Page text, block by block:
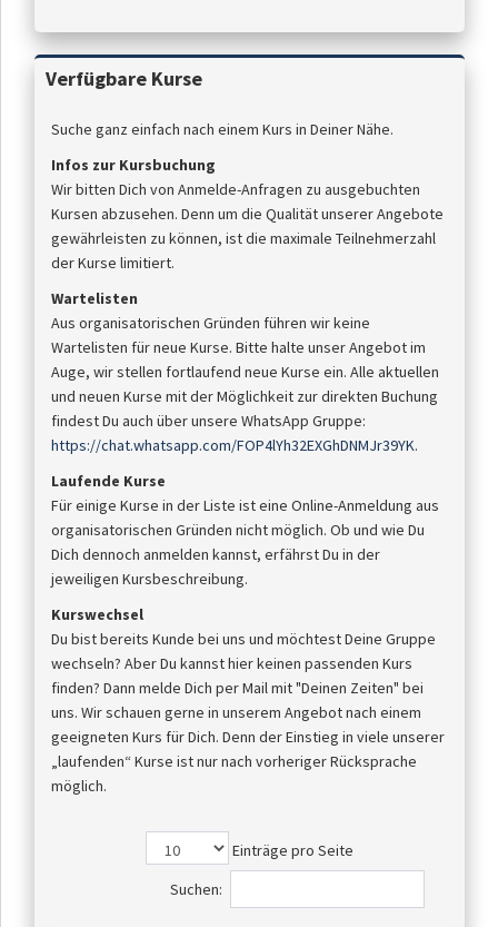
Verfügbare Kurse
Suche ganz einfach nach einem Kurs in Deiner Nähe.
Infos zur Kursbuchung
Wir bitten Dich von Anmelde-Anfragen zu ausgebuchten
Kursen abzusehen. Denn um die Qualität unserer Angebote
gewährleisten zu können, ist die maximale Teilnehmerzahl
der Kurse limitiert.
Wartelisten
Aus organisatorischen Gründen führen wir keine
Wartelisten für neue Kurse. Bitte halte unser Angebot im
Auge, wir stellen fortlaufend neue Kurse ein. Alle aktuellen
und neuen Kurse mit der Möglichkeit zur direkten Buchung
findest Du auch über unsere WhatsApp Gruppe:
https://chat.whatsapp.com/FOP4lYh32EXGhDNMJr39YK.
Laufende Kurse
Für einige Kurse in der Liste ist eine Online-Anmeldung aus
organisatorischen Gründen nicht möglich. Ob und wie Du
Dich dennoch anmelden kannst, erfährst Du in der
jeweiligen Kursbeschreibung.
Kurswechsel
Du bist bereits Kunde bei uns und möchtest Deine Gruppe
wechseln? Aber Du kannst hier keinen passenden Kurs
finden? Dann melde Dich per Mail mit "Deinen Zeiten" bei
uns. Wir schauen gerne in unserem Angebot nach einem
geeigneten Kurs für Dich. Denn der Einstieg in viele unserer
„laufenden“ Kurse ist nur nach vorheriger Rücksprache
möglich.
Einträge pro Seite
Suchen: